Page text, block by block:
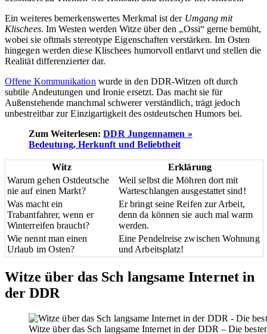
Ein weiteres bemerkenswertes Merkmal ist der Umgang mit
Klischees. Im Westen werden Witze über den „Ossi“ gerne bemüht,
wobei sie oftmals stereotype Eigenschaften verstärken. Im Osten
hingegen werden diese Klischees humorvoll entlarvt und stellen die
Realität differenzierter dar.
Offene Kommunikation wurde in den DDR-Witzen oft durch
subtile Andeutungen und Ironie ersetzt. Das macht sie für
Außenstehende manchmal schwerer verständlich, trägt jedoch
unbestreitbar zur Einzigartigkeit des ostdeutschen Humors bei.
Zum Weiterlesen:DDR Jungennamen »
Bedeutung, Herkunft und Beliebtheit
Witz
Erklärung
Warum gehen Ostdeutsche
nie auf einen Markt?
Weil selbst die Möhren dort mit
Warteschlangen ausgestattet sind!
Was macht ein
Trabantfahrer, wenn er
Winterreifen braucht?
Er bringt seine Reifen zur Arbeit,
denn da können sie auch mal warm
werden.
Wie nennt man einen
Urlaub im Osten?
Eine Pendelreise zwischen Wohnung
und Arbeitsplatz!
Witze über das Sch langsame Internet in
der DDR
Witze über das Sch langsame Internet in der DDR – Die